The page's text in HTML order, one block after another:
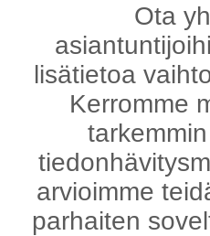
Ota
lisätietoa
Kerromme
arvioimme
parhaiten